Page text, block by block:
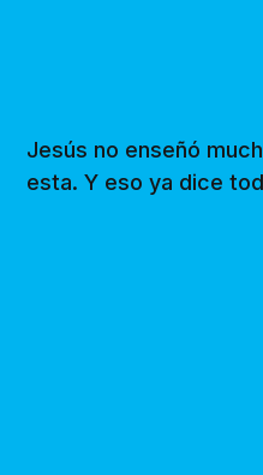
Jesús no enseñó
esta. Y eso ya dice